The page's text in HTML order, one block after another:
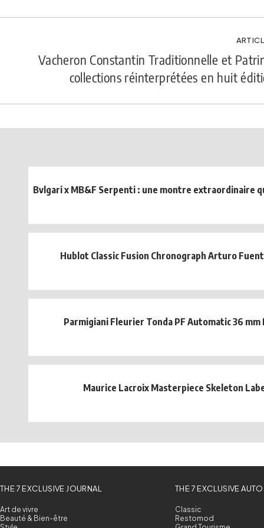
Vacheron Constantin Traditionnelle et
collections réinterprétées en huit
Bvlgari x MB&F Serpenti : une montre extraordinaire
Hublot Classic Fusion Chronograph Arturo
Parmigiani Fleurier Tonda PF Automatic 36 mm
Maurice Lacroix Masterpiece Skeleton
THE 7 EXCLUSIVE JOURNAL
Art de vivre
Beauté & Bien-être
THE 7 EXCLUSIVE AUTO
Classic
Restomod